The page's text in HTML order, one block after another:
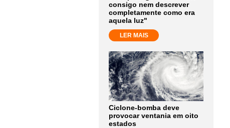
consigo nem descrever
completamente como era
aquela luz"
LER MAIS
Ciclone-bomba deve
provocar ventania em oito
estados